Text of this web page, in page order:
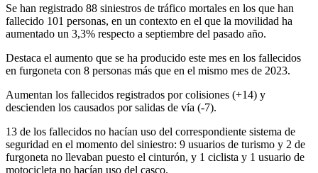
Se han registrado 88 siniestros de tráfico mortales en los que han
fallecido 101 personas, en un contexto en el que la movilidad ha
aumentado un 3,3% respecto a septiembre del pasado año.
Destaca el aumento que se ha producido este mes en los fallecidos
en furgoneta con 8 personas más que en el mismo mes de 2023.
Aumentan los fallecidos registrados por colisiones (+14) y
descienden los causados por salidas de vía (-7).
13 de los fallecidos no hacían uso del correspondiente sistema de
seguridad en el momento del siniestro: 9 usuarios de turismo y 2 de
furgoneta no llevaban puesto el cinturón, y 1 ciclista y 1 usuario de
motocicleta no hacían uso del casco.